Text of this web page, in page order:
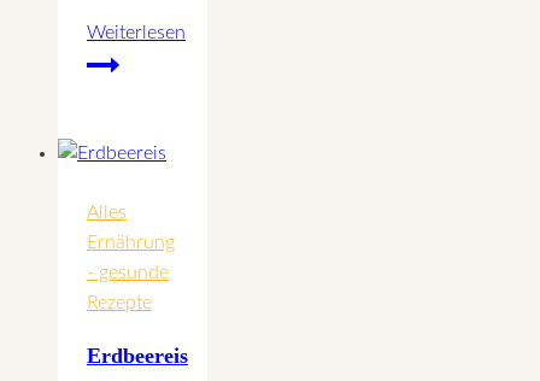
Weiterlesen
Majoran
–
und
Anwendung
Alles
Ernährung
- gesunde
Rezepte
Erdbeereis